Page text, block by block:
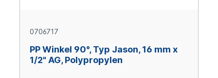
0706717
PP Winkel 90°, Typ Jason, 16 mm x
1/2" AG, Polypropylen